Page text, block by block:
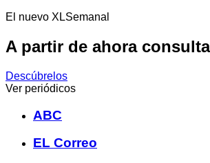
El nuevo XLSemanal
A partir de ahora
Descúbrelos
Ver periódicos
ABC
EL Correo